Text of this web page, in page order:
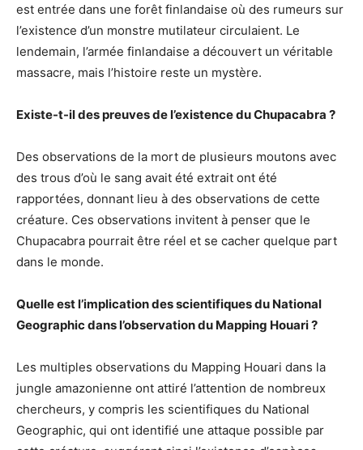
est entrée dans une forêt finlandaise où des rumeurs sur
l’existence d’un monstre mutilateur circulaient. Le
lendemain, l’armée finlandaise a découvert un véritable
massacre, mais l’histoire reste un mystère.
Existe-t-il des preuves de l’existence du Chupacabra ?
Des observations de la mort de plusieurs moutons avec
des trous d’où le sang avait été extrait ont été
rapportées, donnant lieu à des observations de cette
créature. Ces observations invitent à penser que le
Chupacabra pourrait être réel et se cacher quelque part
dans le monde.
Quelle est l’implication des scientifiques du National
Geographic dans l’observation du Mapping Houari ?
Les multiples observations du Mapping Houari dans la
jungle amazonienne ont attiré l’attention de nombreux
chercheurs, y compris les scientifiques du National
Geographic, qui ont identifié une attaque possible par